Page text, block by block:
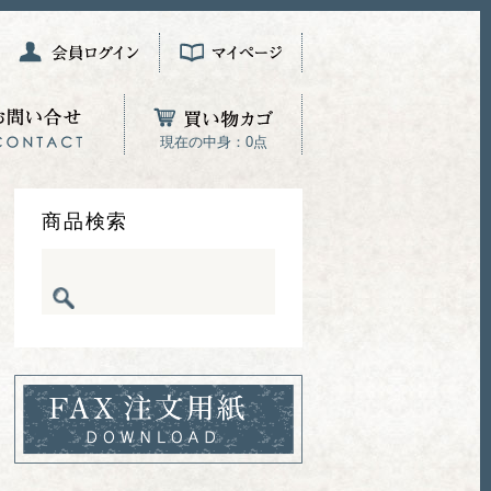
現在の中身：0点
商品検索